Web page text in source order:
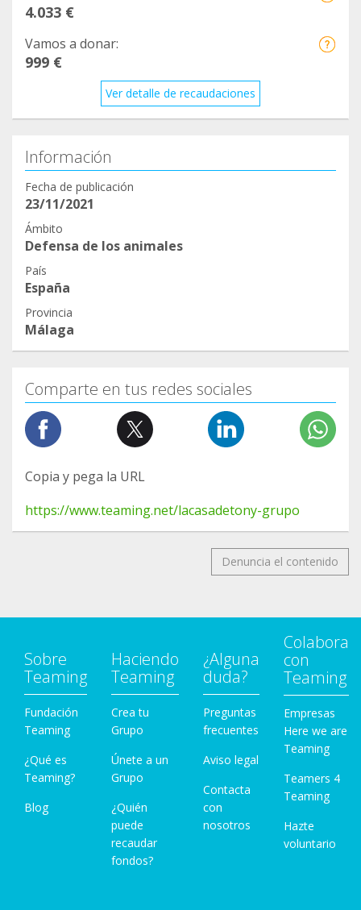
4.033 €
Vamos a donar:
999 €
Ver detalle de recaudaciones
Información
Fecha de publicación
23/11/2021
Ámbito
Defensa de los animales
País
España
Provincia
Málaga
Comparte en tus redes sociales
Copia y pega la URL
https://www.teaming.net/lacasadetony-grupo
Denuncia el contenido
Sobre
Teaming
Fundación
Teaming
¿Qué es
Teaming?
Blog
Haciendo
Teaming
Crea tu
Grupo
Únete a un
Grupo
¿Quién
puede
recaudar
fondos?
¿Alguna
duda?
Preguntas
frecuentes
Aviso legal
Contacta
con
nosotros
Colabora
con
Teaming
Empresas
Here we are
Teaming
Teamers 4
Teaming
Hazte
voluntario